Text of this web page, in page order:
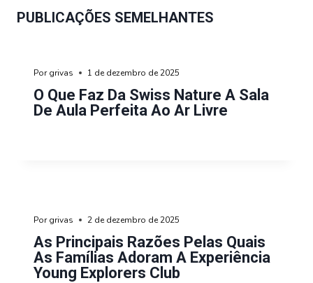
PUBLICAÇÕES SEMELHANTES
O Que Faz Da Swiss Nature A Sala
De Aula Perfeita Ao Ar Livre
Por grivas 1 de dezembro de 2025
As Principais Razões Pelas Quais
As Famílias Adoram A Experiência
Young Explorers Club
Por grivas 2 de dezembro de 2025